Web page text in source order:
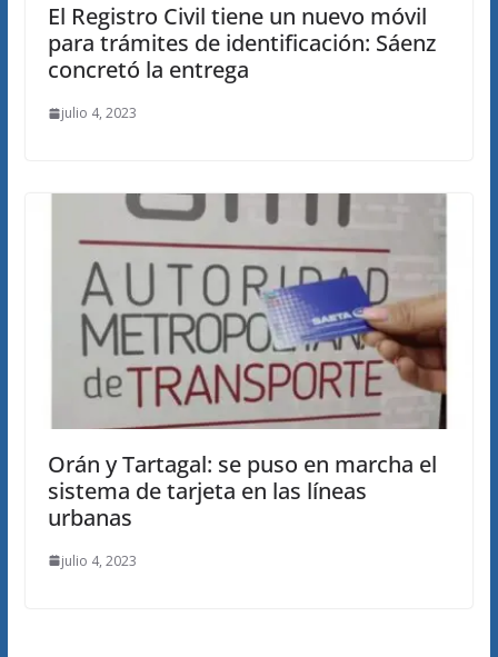
El Registro Civil tiene un nuevo móvil
para trámites de identificación: Sáenz
concretó la entrega
julio 4, 2023
Orán y Tartagal: se puso en marcha el
sistema de tarjeta en las líneas
urbanas
julio 4, 2023